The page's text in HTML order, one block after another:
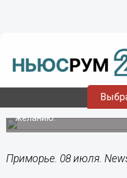
08.07.202603:20
Елена Шиш
энергетики
Елена Шиш освободила
желанию.
Приморье. 08 июля.